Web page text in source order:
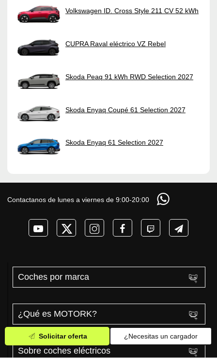
Solicitar oferta ¿Necesitas un cargador
Volkswagen ID. Cross Style 211 CV 52 kWh
CUPRA Raval eléctrico VZ Rebel
Skoda Peaq 91 kWh RWD Selection 2027
Skoda Enyaq Coupé 61 Selection 2027
Skoda Enyaq 61 Selection 2027
Contactanos de lunes a viernes de 9:00-20:00
Coches por marca
¿Qué es MOTORK?
Sobre coches eléctricos